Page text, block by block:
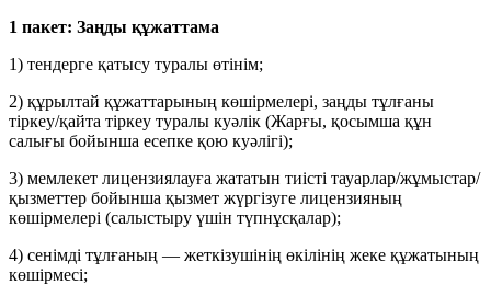
1 пакет: Заңды құжаттама
1) тендерге қатысу туралы өтінім;
2) құрылтай құжаттарының көшірмелері, заңды тұлғаны
тіркеу/қайта тіркеу туралы куәлік (Жарғы, қосымша құн
салығы бойынша есепке қою куәлігі);
3) мемлекет лицензиялауға жататын тиісті тауарлар/жұмыстар/
қызметтер бойынша қызмет жүргізуге лицензияның
көшірмелері (салыстыру үшін түпнұсқалар);
4) сенімді тұлғаның — жеткізушінің өкілінің жеке құжатының
көшірмесі;